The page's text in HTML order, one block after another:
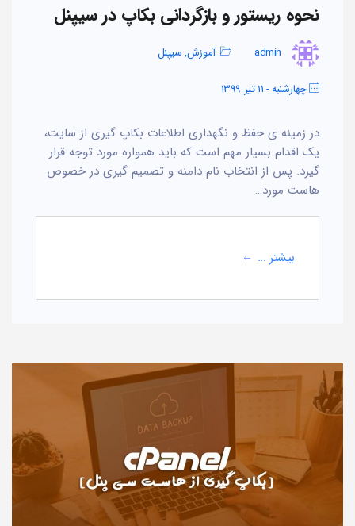
نحوه ریستور و بازگردانی بکاپ در سیپنل
admin آموزش,سیپنل
چهارشنبه - 11 تیر 1399
در زمینه ی حفظ و نگهداری اطلاعات بکاپ گیری از سایت،
یک اقدام بسیار مهم است که باید همواره مورد توجه قرار
گیرد. پس از انتخاب نام دامنه و تصمیم گیری در خصوص
هاست مورد…
بیشتر ...